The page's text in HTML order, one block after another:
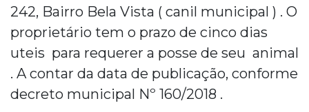
242, Bairro Bela Vista ( canil municipal ) . O
proprietário tem o prazo de cinco dias
uteis para requerer a posse de seu animal
. A contar da data de publicação, conforme
decreto municipal Nº 160/2018 .